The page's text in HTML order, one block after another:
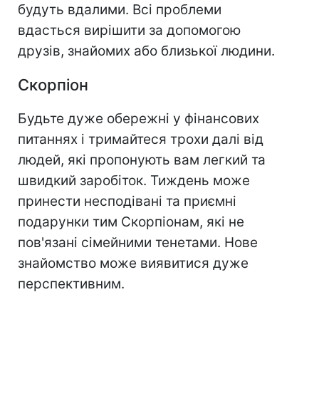
будуть вдалими. Всі проблеми
вдасться вирішити за допомогою
друзів, знайомих або близької людини.
Скорпіон
Будьте дуже обережні у фінансових
питаннях і тримайтеся трохи далі від
людей, які пропонують вам легкий та
швидкий заробіток. Тиждень може
принести несподівані та приємні
подарунки тим Скорпіонам, які не
пов'язані сімейними тенетами. Нове
знайомство може виявитися дуже
перспективним.